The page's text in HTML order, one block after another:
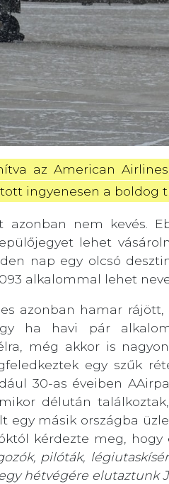
az American
ingyenesen a boldog
nem kevés.
lehet
nap egy olcsó
alkalommal lehet
azonban hamar
ha havi pár
még akkor is
egy szűk
30-as éveiben
délután
egy másik országba
kérdezte meg,
pilóták,
hétvégére elutaztunk